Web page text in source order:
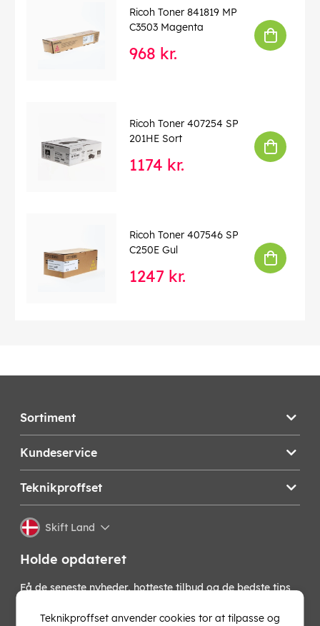
Ricoh Toner 841819 MP
C3503 Magenta
968 kr.
Ricoh Toner 407254 SP
201HE Sort
1174 kr.
Ricoh Toner 407546 SP
C250E Gul
1247 kr.
Sortiment
Kundeservice
Teknikproffset
Skift Land
Holde opdateret
Få de seneste nyheder, hotteste tilbud og de bedste tips
nyhedsbrev!
Teknikproffset anvender cookies tor at tilpasse og